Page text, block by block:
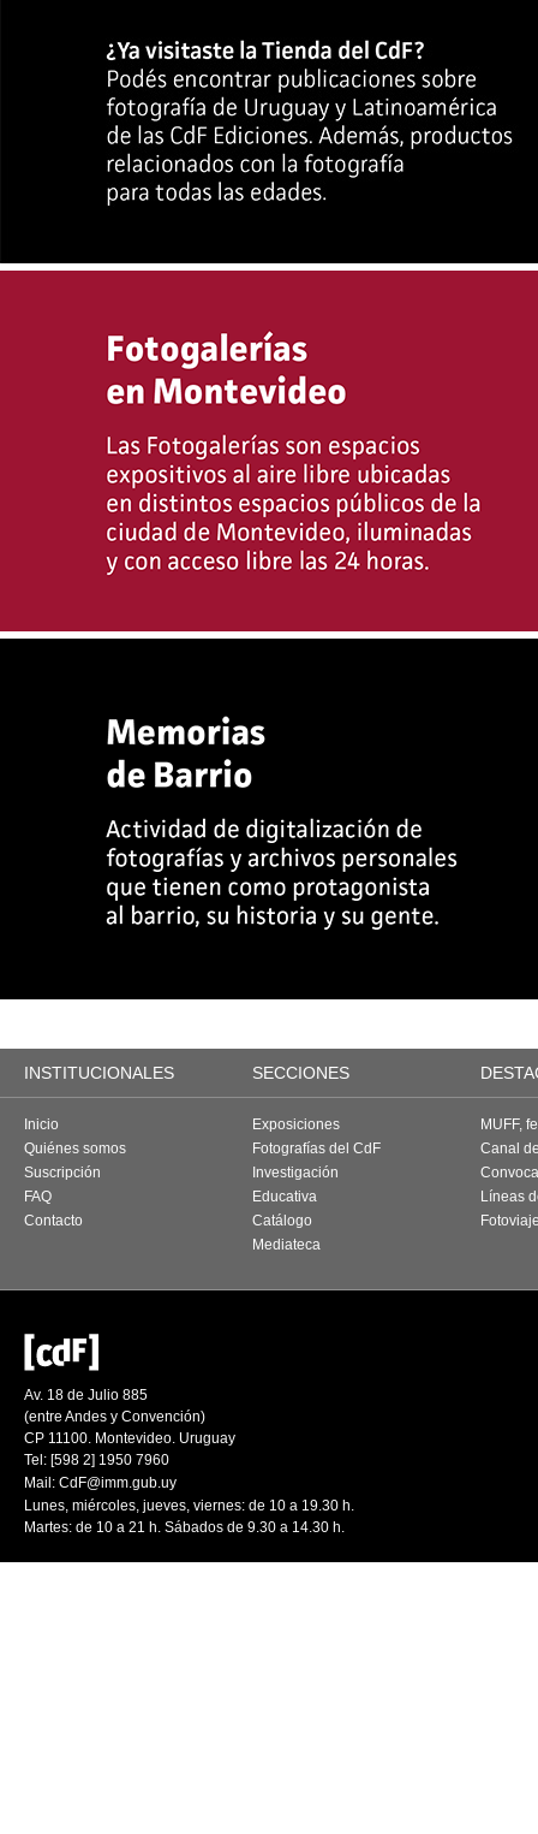
INSTITUCIONALES SECCIONES
Inicio
Quiénes somos
Suscripción
FAQ
Contacto
Exposiciones
Fotografías del CdF
Investigación
Educativa
Catálogo
Mediateca
MUFF,
Canal
Líneas
Av. 18 de Julio 885
(entre Andes y Convención)
CP 11100. Montevideo. Uruguay
Tel: [598 2] 1950 7960
Mail: CdF@imm.gub.uy
Lunes, miércoles, jueves, viernes: de 10 a 19.30 h.
Martes: de 10 a 21 h. Sábados de 9.30 a 14.30 h.